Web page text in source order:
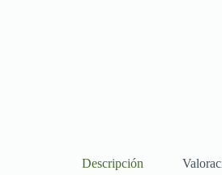
Descripción